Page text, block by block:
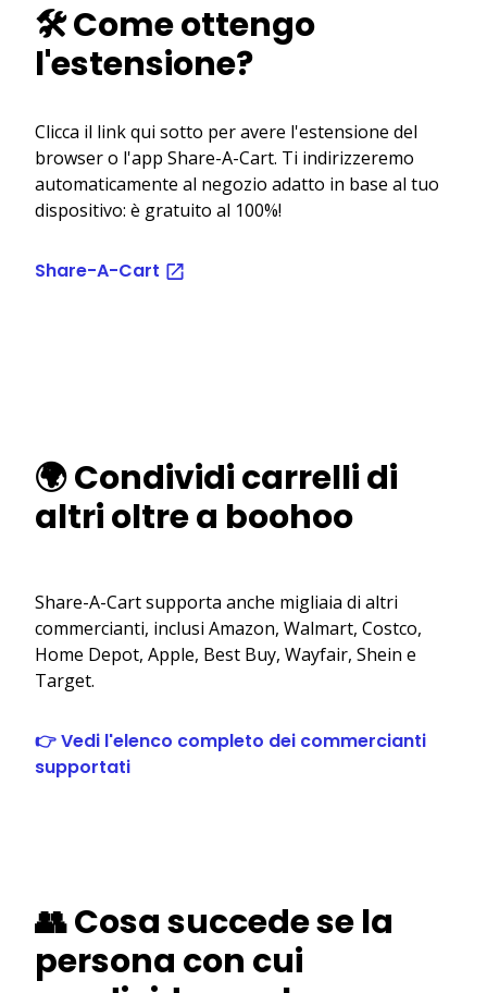
🛠️ Come ottengo
l'estensione?
Clicca il link qui sotto per avere l'estensione del
browser o l'app Share-A-Cart. Ti indirizzeremo
automaticamente al negozio adatto in base al tuo
dispositivo: è gratuito al 100%!
Share-A-Cart
🌍 Condividi carrelli di
altri oltre a boohoo
Share-A-Cart supporta anche migliaia di altri
commercianti, inclusi Amazon, Walmart, Costco,
Home Depot, Apple, Best Buy, Wayfair, Shein e
Target.
👉 Vedi l'elenco completo dei commercianti
supportati
👥 Cosa succede se la
persona con cui